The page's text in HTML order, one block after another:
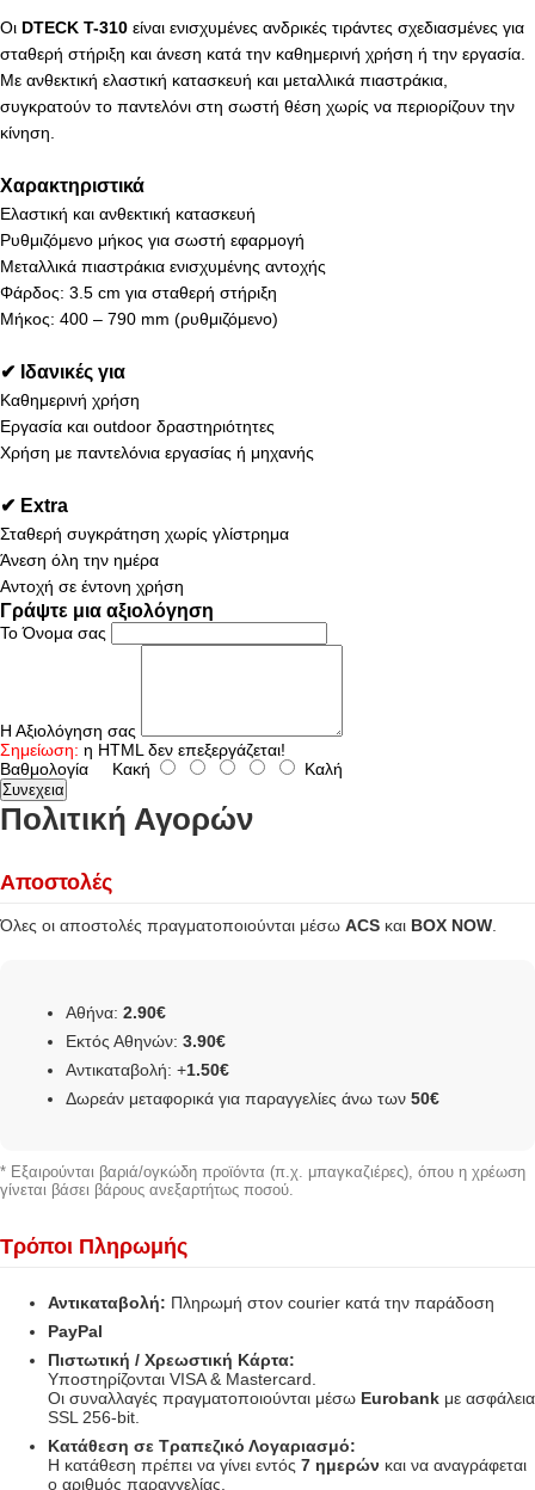
Οι DTECK T-310 είναι ενισχυμένες ανδρικές τιράντες σχεδιασμένες για
σταθερή στήριξη και άνεση κατά την καθημερινή χρήση ή την εργασία.
Με ανθεκτική ελαστική κατασκευή και μεταλλικά πιαστράκια,
συγκρατούν το παντελόνι στη σωστή θέση χωρίς να περιορίζουν την
κίνηση.
Χαρακτηριστικά
Ελαστική και ανθεκτική κατασκευή
Ρυθμιζόμενο μήκος για σωστή εφαρμογή
Μεταλλικά πιαστράκια ενισχυμένης αντοχής
Φάρδος: 3.5 cm για σταθερή στήριξη
Μήκος: 400 – 790 mm (ρυθμιζόμενο)
✔ Ιδανικές για
Καθημερινή χρήση
Εργασία και outdoor δραστηριότητες
Χρήση με παντελόνια εργασίας ή μηχανής
✔ Extra
Σταθερή συγκράτηση χωρίς γλίστρημα
Άνεση όλη την ημέρα
Αντοχή σε έντονη χρήση
Γράψτε μια αξιολόγηση
Το Όνομα σας
Η Αξιολόγηση σας
Σημείωση: η HTML δεν επεξεργάζεται!
Βαθμολογία Κακή Καλή
Συνεχεια
Πολιτική Αγορών
Αποστολές
Όλες οι αποστολές πραγματοποιούνται μέσω ACS και BOX NOW
Αθήνα: 2.90€
Εκτός Αθηνών: 3.90€
Αντικαταβολή: +1.50€
Δωρεάν μεταφορικά για παραγγελίες άνω των 50€
* Εξαιρούνται βαριά/ογκώδη προϊόντα (π.χ. μπαγκαζιέρες), όπου η χρέωση
γίνεται βάσει βάρους ανεξαρτήτως ποσού.
Τρόποι Πληρωμής
Αντικαταβολή: Πληρωμή στον courier κατά την παράδοση
PayPal
Πιστωτική / Χρεωστική Κάρτα:
Υποστηρίζονται VISA & Mastercard.
Οι συναλλαγές πραγματοποιούνται μέσω Eurobank με ασφάλεια
SSL 256-bit.
Κατάθεση σε Τραπεζικό Λογαριασμό:
Η κατάθεση πρέπει να γίνει εντός 7 ημερών και να αναγράφεται
ο αριθμός παραγγελίας.